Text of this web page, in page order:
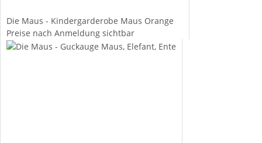
Die Maus - Kindergarderobe Maus Orange
Preise nach Anmeldung sichtbar